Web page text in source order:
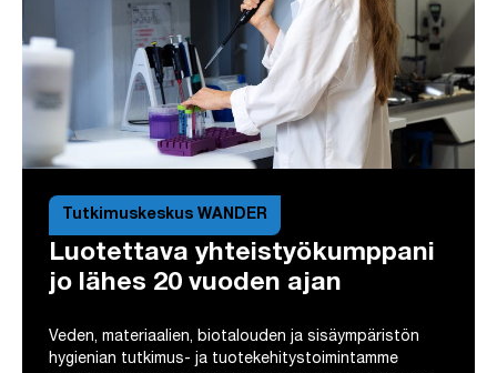
Tutkimuskeskus WANDER
Luotettava yhteistyökumppani
jo lähes 20 vuoden ajan
Veden, materiaalien, biotalouden ja sisäympäristön
hygienian tutkimus- ja tuotekehitystoimintamme